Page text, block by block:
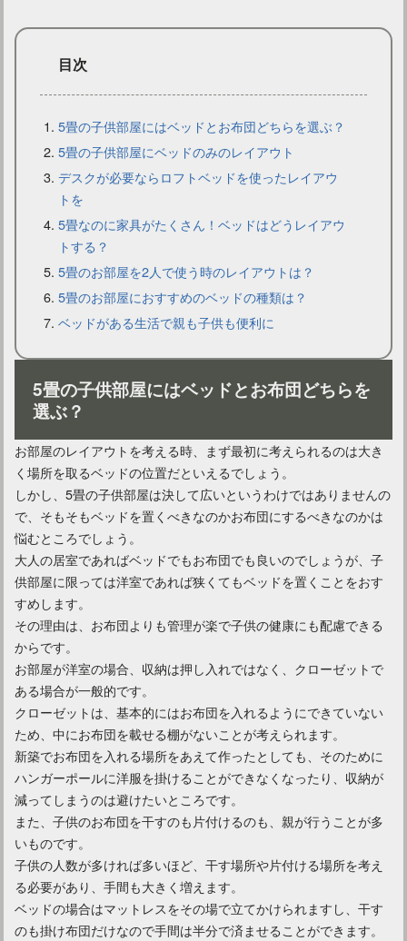
IKEAのサービスを利用して最高のインテリアコーディネート！
まるで憧れのカフェ！ダイニングソファでインテリアが変わる
素朴でお洒落！アメリカンカントリーのインテリアがおすすめ
目次
5畳の子供部屋にはベッドとお布団どちらを選ぶ？
5畳の子供部屋にベッドのみのレイアウト
デスクが必要ならロフトベッドを使ったレイアウ
トを
5畳なのに家具がたくさん！ベッドはどうレイアウ
トする？
5畳のお部屋を2人で使う時のレイアウトは？
5畳のお部屋におすすめのベッドの種類は？
ベッドがある生活で親も子供も便利に
5畳の子供部屋にはベッドとお布団どちらを
選ぶ？
お部屋のレイアウトを考える時、まず最初に考えられるのは大き
く場所を取るベッドの位置だといえるでしょう。
しかし、5畳の子供部屋は決して広いというわけではありませんの
で、そもそもベッドを置くべきなのかお布団にするべきなのかは
悩むところでしょう。
大人の居室であればベッドでもお布団でも良いのでしょうが、子
供部屋に限っては洋室であれば狭くてもベッドを置くことをおす
すめします。
その理由は、お布団よりも管理が楽で子供の健康にも配慮できる
からです。
お部屋が洋室の場合、収納は押し入れではなく、クローゼットで
ある場合が一般的です。
クローゼットは、基本的にはお布団を入れるようにできていない
ため、中にお布団を載せる棚がないことが考えられます。
新築でお布団を入れる場所をあえて作ったとしても、そのために
ハンガーポールに洋服を掛けることができなくなったり、収納が
減ってしまうのは避けたいところです。
また、子供のお布団を干すのも片付けるのも、親が行うことが多
いものです。
子供の人数が多ければ多いほど、干す場所や片付ける場所を考え
る必要があり、手間も大きく増えます。
ベッドの場合はマットレスをその場で立てかけられますし、干す
のも掛け布団だけなので手間は半分で済ませることができます。